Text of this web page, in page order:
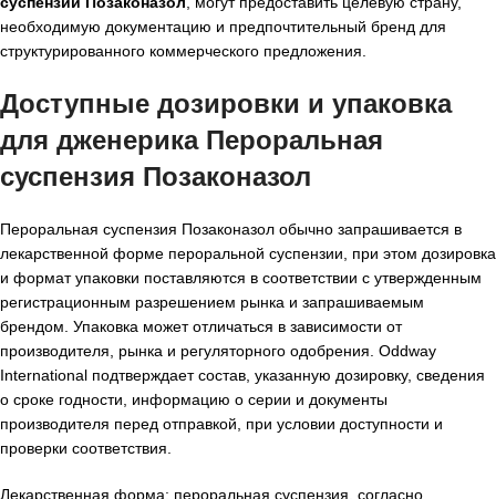
необходимую документацию и предпочтительный бренд для
структурированного коммерческого предложения.
Доступные дозировки и упаковка
для дженерика Пероральная
суспензия Позаконазол
Пероральная суспензия Позаконазол обычно запрашивается в
лекарственной форме пероральной суспензии, при этом дозировка
и формат упаковки поставляются в соответствии с утвержденным
регистрационным разрешением рынка и запрашиваемым
брендом. Упаковка может отличаться в зависимости от
производителя, рынка и регуляторного одобрения. Oddway
International подтверждает состав, указанную дозировку, сведения
о сроке годности, информацию о серии и документы
производителя перед отправкой, при условии доступности и
проверки соответствия.
Лекарственная форма: пероральная суспензия, согласно